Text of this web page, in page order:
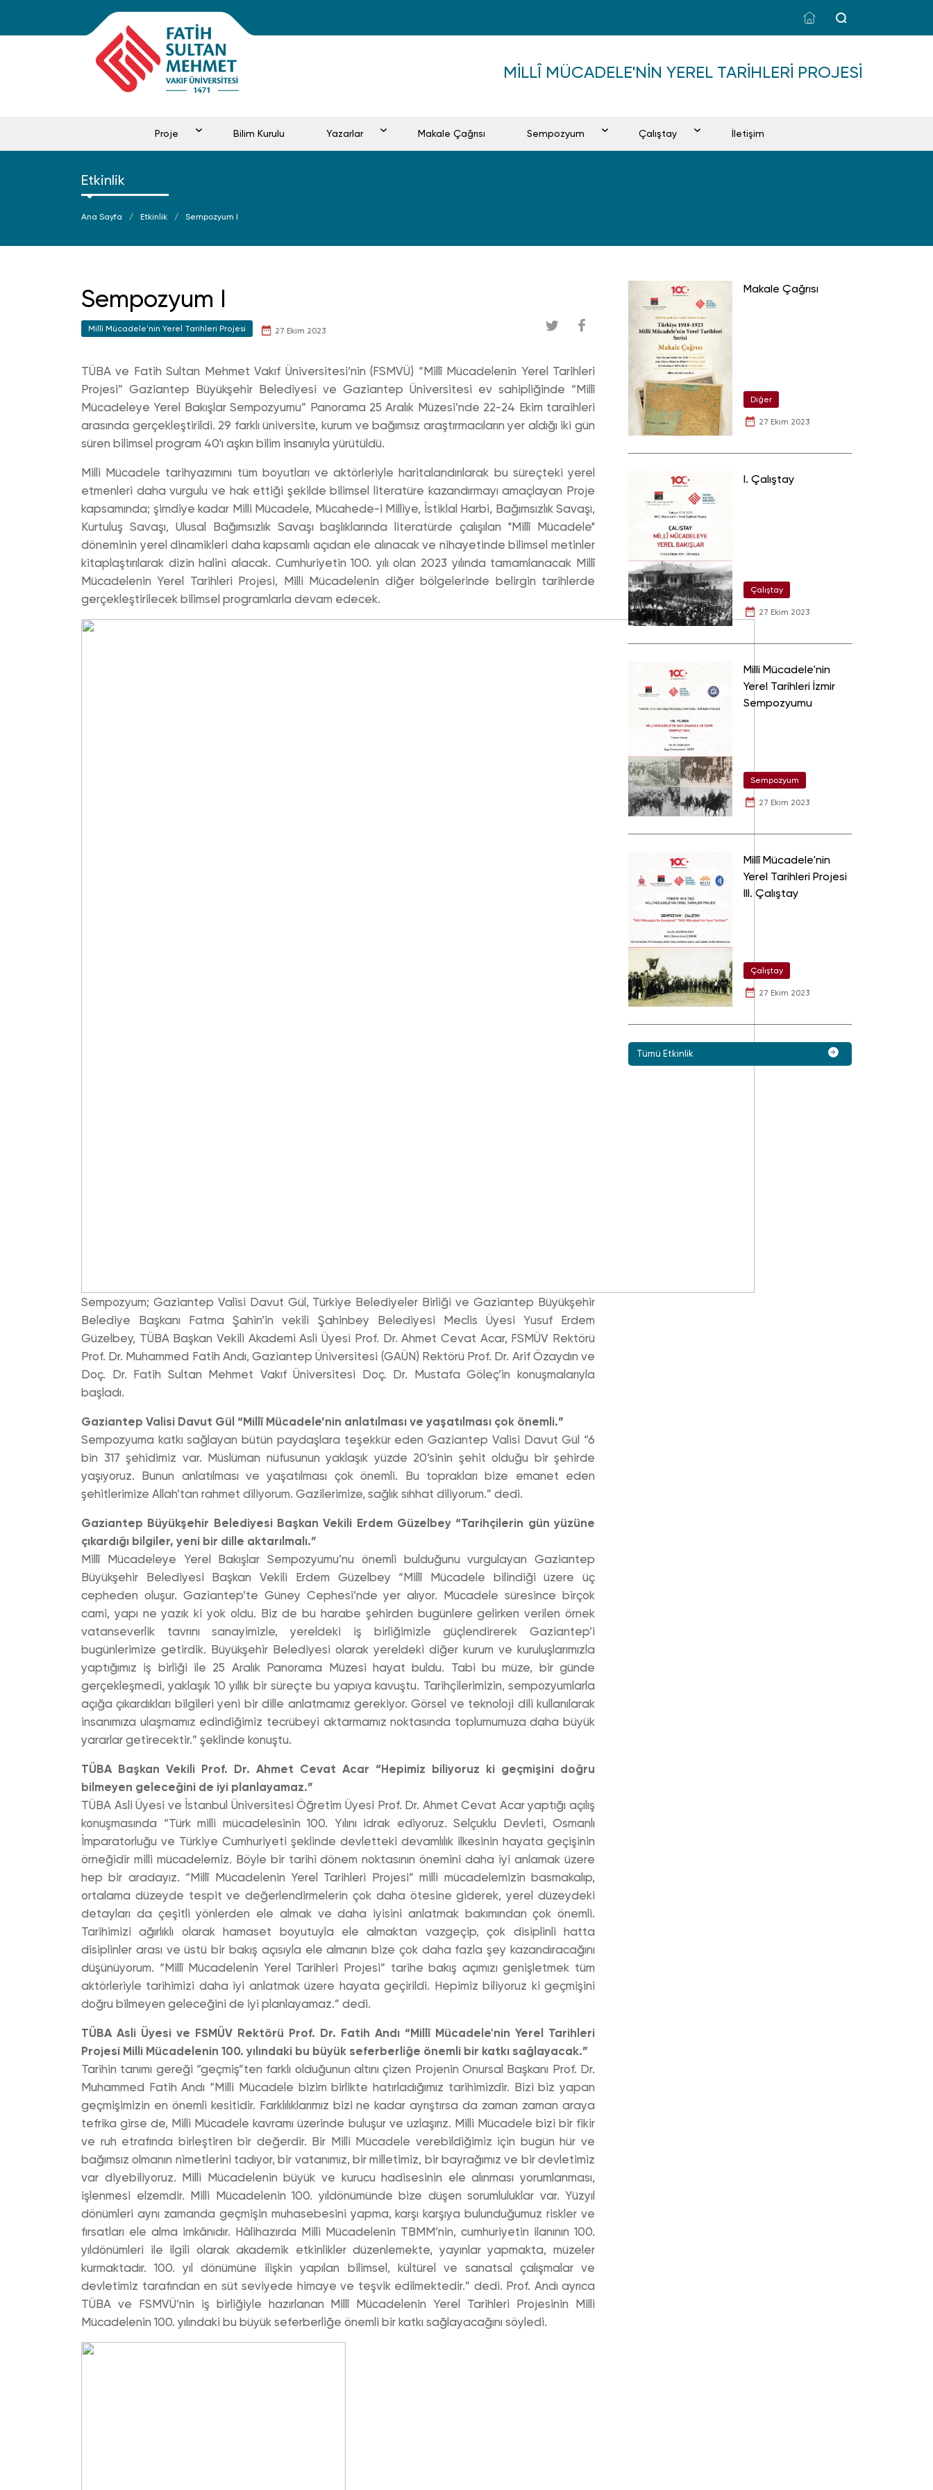
MILLÎ MÜCADELE'NIN YEREL TARIHLERI PROJESI
Proje Bilim Kurulu Yazarlar Makale Çağrısı Sempozyum Çalıştay İletişim
Etkinlik
Ana Sayfa Etkinlik Sempozyum I
Sempozyum I
Millî Mücadele'nin Yerel Tarihleri Projesi 27 Ekim 2023
TÜBA ve Fatih Sultan Mehmet Vakıf Üniversitesi’nin (FSMVÜ) “Millî Mücadelenin Yerel Tarihleri
Projesi” Gaziantep Büyükşehir Belediyesi ve Gaziantep Üniversitesi ev sahipliğinde “Millî
Mücadeleye Yerel Bakışlar Sempozyumu” Panorama 25 Aralık Müzesi’nde 22-24 Ekim taraihleri
arasında gerçekleştirildi. 29 farklı üniversite, kurum ve bağımsız araştırmacıların yer aldığı iki gün
süren bilimsel program 40'ı aşkın bilim insanıyla yürütüldü.
Milli Mücadele tarihyazımını tüm boyutları ve aktörleriyle haritalandırılarak bu süreçteki yerel
etmenleri daha vurgulu ve hak ettiği şekilde bilimsel literatüre kazandırmayı amaçlayan Proje
kapsamında; şimdiye kadar Milli Mücadele, Mücahede-i Milliye, İstiklal Harbi, Bağımsızlık Savaşı,
Kurtuluş Savaşı, Ulusal Bağımsızlık Savaşı başlıklarında literatürde çalışılan "Millî Mücadele"
döneminin yerel dinamikleri daha kapsamlı açıdan ele alınacak ve nihayetinde bilimsel metinler
kitaplaştırılarak dizin halini alacak. Cumhuriyetin 100. yılı olan 2023 yılında tamamlanacak Millî
Mücadelenin Yerel Tarihleri Projesi, Milli Mücadelenin diğer bölgelerinde belirgin tarihlerde
gerçekleştirilecek bilimsel programlarla devam edecek.
Sempozyum; Gaziantep Valisi Davut Gül, Türkiye Belediyeler Birliği ve Gaziantep Büyükşehir
Belediye Başkanı Fatma Şahin’in vekili Şahinbey Belediyesi Meclis Üyesi Yusuf Erdem
Güzelbey, TÜBA Başkan Vekili Akademi Asli Üyesi Prof. Dr. Ahmet Cevat Acar, FSMÜV Rektörü
Prof. Dr. Muhammed Fatih Andı, Gaziantep Üniversitesi (GAÜN) Rektörü Prof. Dr. Arif Özaydın ve
Doç. Dr. Fatih Sultan Mehmet Vakıf Üniversitesi Doç. Dr. Mustafa Göleç’in konuşmalarıyla
başladı.
Gaziantep Valisi Davut Gül “Millî Mücadele’nin anlatılması ve yaşatılması çok önemli.”
Sempozyuma katkı sağlayan bütün paydaşlara teşekkür eden Gaziantep Valisi Davut Gül “6
bin 317 şehidimiz var. Müslüman nüfusunun yaklaşık yüzde 20’sinin şehit olduğu bir şehirde
yaşıyoruz. Bunun anlatılması ve yaşatılması çok önemli. Bu toprakları bize emanet eden
şehitlerimize Allah’tan rahmet diliyorum. Gazilerimize, sağlık sıhhat diliyorum.” dedi.
Gaziantep Büyükşehir Belediyesi Başkan Vekili Erdem Güzelbey “Tarihçilerin gün yüzüne
çıkardığı bilgiler, yeni bir dille aktarılmalı.”
Millî Mücadeleye Yerel Bakışlar Sempozyumu’nu önemli bulduğunu vurgulayan Gaziantep
Büyükşehir Belediyesi Başkan Vekili Erdem Güzelbey “Millî Mücadele bilindiği üzere üç
cepheden oluşur. Gaziantep’te Güney Cephesi’nde yer alıyor. Mücadele süresince birçok
cami, yapı ne yazık ki yok oldu. Biz de bu harabe şehirden bugünlere gelirken verilen örnek
vatanseverlik tavrını sanayimizle, yereldeki iş birliğimizle güçlendirerek Gaziantep’i
bugünlerimize getirdik. Büyükşehir Belediyesi olarak yereldeki diğer kurum ve kuruluşlarımızla
yaptığımız iş birliği ile 25 Aralık Panorama Müzesi hayat buldu. Tabi bu müze, bir günde
gerçekleşmedi, yaklaşık 10 yıllık bir süreçte bu yapıya kavuştu. Tarihçilerimizin, sempozyumlarla
açığa çıkardıkları bilgileri yeni bir dille anlatmamız gerekiyor. Görsel ve teknoloji dili kullanılarak
insanımıza ulaşmamız edindiğimiz tecrübeyi aktarmamız noktasında toplumumuza daha büyük
yararlar getirecektir.” şeklinde konuştu.
TÜBA Başkan Vekili Prof. Dr. Ahmet Cevat Acar “Hepimiz biliyoruz ki geçmişini doğru
bilmeyen geleceğini de iyi planlayamaz.”
TÜBA Asli Üyesi ve İstanbul Üniversitesi Öğretim Üyesi Prof. Dr. Ahmet Cevat Acar yaptığı açılış
konuşmasında “Türk milli mücadelesinin 100. Yılını idrak ediyoruz. Selçuklu Devleti, Osmanlı
İmparatorluğu ve Türkiye Cumhuriyeti şeklinde devletteki devamlılık ilkesinin hayata geçişinin
örneğidir milli mücadelemiz. Böyle bir tarihi dönem noktasının önemini daha iyi anlamak üzere
hep bir aradayız. “Millî Mücadelenin Yerel Tarihleri Projesi” milli mücadelemizin basmakalıp,
ortalama düzeyde tespit ve değerlendirmelerin çok daha ötesine giderek, yerel düzeydeki
detayları da çeşitli yönlerden ele almak ve daha iyisini anlatmak bakımından çok önemli.
Tarihimizi ağırlıklı olarak hamaset boyutuyla ele almaktan vazgeçip, çok disiplinli hatta
disiplinler arası ve üstü bir bakış açısıyla ele almanın bize çok daha fazla şey kazandıracağını
düşünüyorum. “Millî Mücadelenin Yerel Tarihleri Projesi” tarihe bakış açımızı genişletmek tüm
aktörleriyle tarihimizi daha iyi anlatmak üzere hayata geçirildi. Hepimiz biliyoruz ki geçmişini
doğru bilmeyen geleceğini de iyi planlayamaz.” dedi.
TÜBA Asli Üyesi ve FSMÜV Rektörü Prof. Dr. Fatih Andı “Millî Mücadele'nin Yerel Tarihleri
Projesi Milli Mücadelenin 100. yılındaki bu büyük seferberliğe önemli bir katkı sağlayacak.”
Tarihin tanımı gereği “geçmiş”ten farklı olduğunun altını çizen Projenin Onursal Başkanı Prof. Dr.
Muhammed Fatih Andı “Milli Mücadele bizim birlikte hatırladığımız tarihimizdir. Bizi biz yapan
geçmişimizin en önemli kesitidir. Farklılıklarımız bizi ne kadar ayrıştırsa da zaman zaman araya
tefrika girse de, Milli Mücadele kavramı üzerinde buluşur ve uzlaşırız. Milli Mücadele bizi bir fikir
ve ruh etrafında birleştiren bir değerdir. Bir Milli Mücadele verebildiğimiz için bugün hür ve
bağımsız olmanın nimetlerini tadıyor, bir vatanımız, bir milletimiz, bir bayrağımız ve bir devletimiz
var diyebiliyoruz. Milli Mücadelenin büyük ve kurucu hadisesinin ele alınması yorumlanması,
işlenmesi elzemdir. Milli Mücadelenin 100. yıldönümünde bize düşen sorumluluklar var. Yüzyıl
dönümleri aynı zamanda geçmişin muhasebesini yapma, karşı karşıya bulunduğumuz riskler ve
fırsatları ele alma imkânıdır. Hâlihazırda Milli Mücadelenin TBMM’nin, cumhuriyetin ilanının 100.
yıldönümleri ile ilgili olarak akademik etkinlikler düzenlemekte, yayınlar yapmakta, müzeler
kurmaktadır. 100. yıl dönümüne ilişkin yapılan bilimsel, kültürel ve sanatsal çalışmalar ve
devletimiz tarafından en süt seviyede himaye ve teşvik edilmektedir.” dedi. Prof. Andı ayrıca
TÜBA ve FSMVÜ’nin iş birliğiyle hazırlanan Millî Mücadelenin Yerel Tarihleri Projesinin Milli
Mücadelenin 100. yılındaki bu büyük seferberliğe önemli bir katkı sağlayacağını söyledi.
Makale Çağrısı
Diğer
27 Ekim 2023
I. Çalıştay
Çalıştay
27 Ekim 2023
Milli Mücadele'nin
Yerel Tarihleri İzmir
Sempozyumu
Sempozyum
27 Ekim 2023
Millî Mücadele'nin
Yerel Tarihleri Projesi
III. Çalıştay
Çalıştay
27 Ekim 2023
Tümü Etkinlik